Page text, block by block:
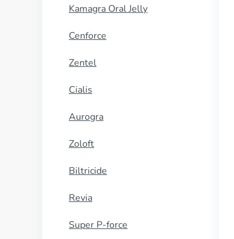
Kamagra Oral Jelly
Cenforce
Zentel
Cialis
Aurogra
Zoloft
Biltricide
Revia
Super P-force